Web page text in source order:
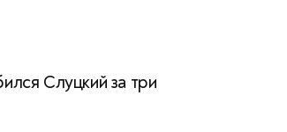
Слуцкий за три